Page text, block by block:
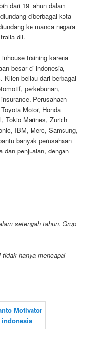
dari 19 tahun dalam
diberbagai kota
ke manca negara
dll.
training karena
besar di indonesia,
Klien beliau dari berbagai
perkebunan,
Perusahaan
Motor, Honda
Tokio Marines, Zurich
IBM, Merc, Samsung,
banyak perusahaan
dan penjualan, dengan
setengah tahun. Grup
tidak hanya mencapai